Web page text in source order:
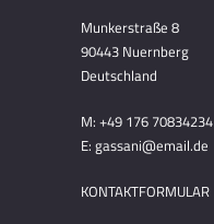
Munkerstraße 8
90443 Nuernberg
Deutschland
M: +49 176 70834234
E: gassani@email.de
KONTAKTFORMULAR